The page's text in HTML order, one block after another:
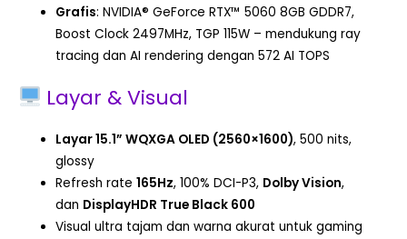
Grafis: NVIDIA® GeForce RTX™ 5060 8GB GDDR7,
Boost Clock 2497MHz, TGP 115W – mendukung ray
tracing dan AI rendering dengan 572 AI TOPS
Layar & Visual
Layar 15.1” WQXGA OLED (2560×1600), 500 nits,
glossy
Refresh rate165Hz, 100% DCI-P3, Dolby Vision,
dan DisplayHDR True Black 600
Visual ultra tajam dan warna akurat untuk gaming